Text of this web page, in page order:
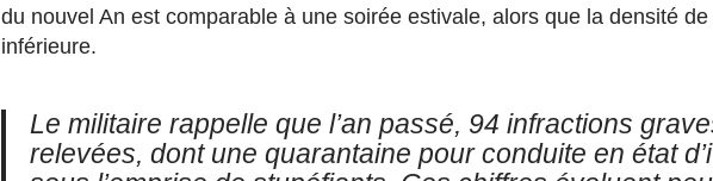
du nouvel An est comparable à une soirée estivale, alors que la densité
inférieure.
Le militaire rappelle que l’an passé, 94 infractions
relevées, dont une quarantaine pour conduite en état